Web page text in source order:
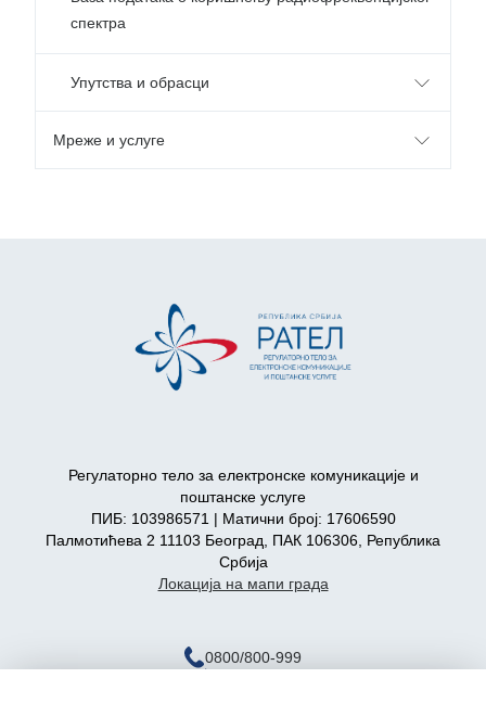
спектра
Упутства и обрасци
Мреже и услуге
Регулаторно тело за електронске комуникације и
поштанске услуге
ПИБ: 103986571 | Матични број: 17606590
Палмотићева 2 11103 Београд, ПАК 106306, Република
Србија
Локација на мапи града
0800/800-999